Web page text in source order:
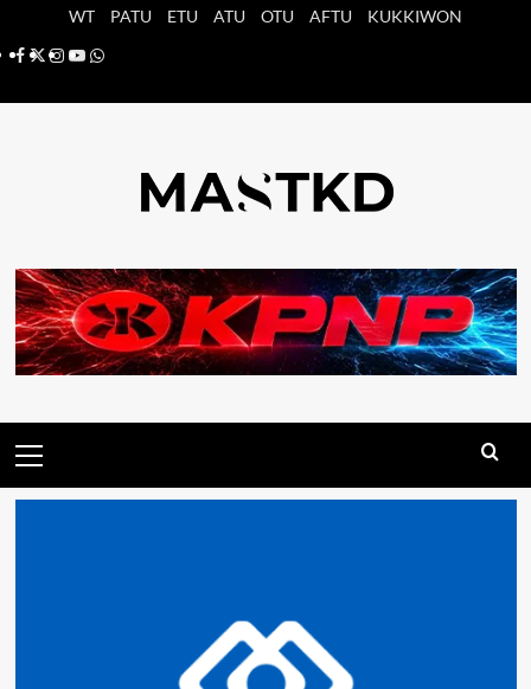
WT PATU ETU ATU OTU AFTU
KUKKIWON
Facebook
X Instagram
YouTube
Whatsapp
principal